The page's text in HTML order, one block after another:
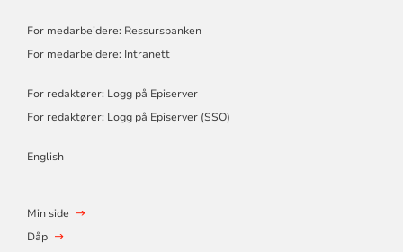
For medarbeidere: Ressursbanken
For medarbeidere: Intranett
For redaktører: Logg på Episerver
For redaktører: Logg på Episerver (SSO)
English
Min side
Dåp